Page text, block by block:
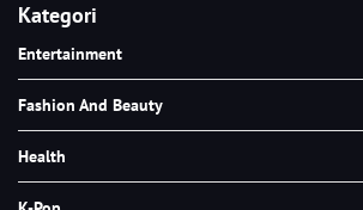
Kategori
Entertainment
Fashion And Beauty
Health